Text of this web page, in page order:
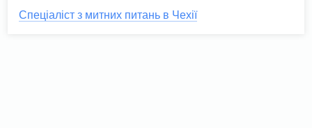
Спеціаліст з митних питань в Чехії